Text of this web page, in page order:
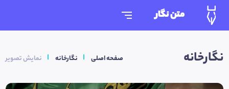
متن نگار
نگارخانه صفحه اصلی نگارخانه نمایش تصویر